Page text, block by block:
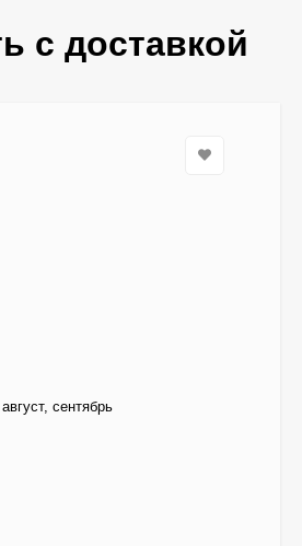
с доставкой
сентябрь